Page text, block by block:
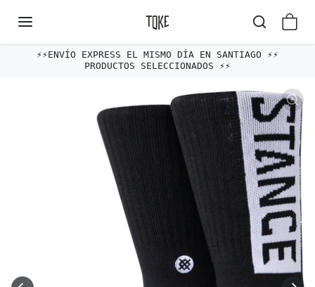
EXPRESS EL MISMO DÍA EN SANTIAGO ⚡️⚡️
PRODUCTOS SELECCIONADOS ⚡️⚡️
Envío gratis